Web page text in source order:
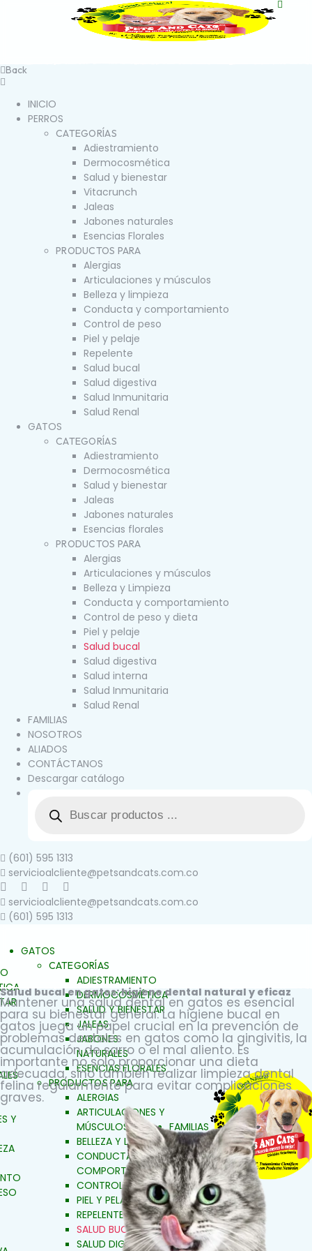
Back
INICIO
PERROS
CATEGORÍAS
Adiestramiento
Dermocosmética
Salud y bienestar
Vitacrunch
Jaleas
Jabones naturales
Esencias Florales
PRODUCTOS PARA
Alergias
Articulaciones y músculos
Belleza y limpieza
Conducta y comportamiento
Control de peso
Piel y pelaje
Repelente
Salud bucal
Salud digestiva
Salud Inmunitaria
Salud Renal
GATOS
CATEGORÍAS
Adiestramiento
Dermocosmética
Salud y bienestar
Jaleas
Jabones naturales
Esencias florales
PRODUCTOS PARA
Alergias
Articulaciones y músculos
Belleza y Limpieza
Conducta y comportamiento
Control de peso y dieta
Piel y pelaje
Salud bucal
Salud digestiva
Salud interna
Salud Inmunitaria
Salud Renal
FAMILIAS
NOSOTROS
ALIADOS
CONTÁCTANOS
Descargar catálogo
(601) 595 1313
servicioalcliente@petsandcats.com.co
servicioalcliente@petsandcats.com.co
(601) 595 1313
Y
GATOS
CATEGORÍAS
ADIESTRAMIENTO
DERMOCOSMÉTICA
SALUD Y BIENESTAR
JALEAS
JABONES
NATURALES
ESENCIAS FLORALES
PRODUCTOS PARA
ALERGIAS
ARTICULACIONES Y
MÚSCULOS
BELLEZA Y LIMPIEZA
CONDUCTA Y
COMPORTAMIENTO
CONTROL DE PESO
PIEL Y PELAJE
REPELENTE
SALUD BUCAL
SALUD DIGESTIVA
FAMILIAS
Salud bucal en gatos: higiene dental natural y eficaz
Mantener una salud dental en gatos es esencial
para su bienestar general. La higiene bucal en
gatos juega un papel crucial en la prevención de
problemas dentales en gatos como la gingivitis, la
acumulación de sarro o el mal aliento. Es
importante no solo proporcionar una dieta
adecuada, sino también realizar limpieza dental
felina regularmente para evitar complicaciones
graves.